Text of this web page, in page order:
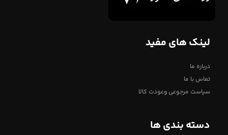
لینک های مفید
درباره ما
تماس با ما
سیاست مرجوعی وعودت کالا
دسته بندی ها